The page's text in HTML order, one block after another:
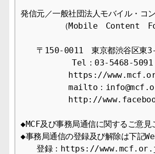
発信元／一般社団法人モバイル・コ
（Mobile　Content　
〒150-0011　東京都渋谷区東
Tel：03-5468-5091　
https://
mailto：
http://
◆MCF及び事務局通信に関するご意
◆事務局通信の登録及び解除は下記
登録：https://